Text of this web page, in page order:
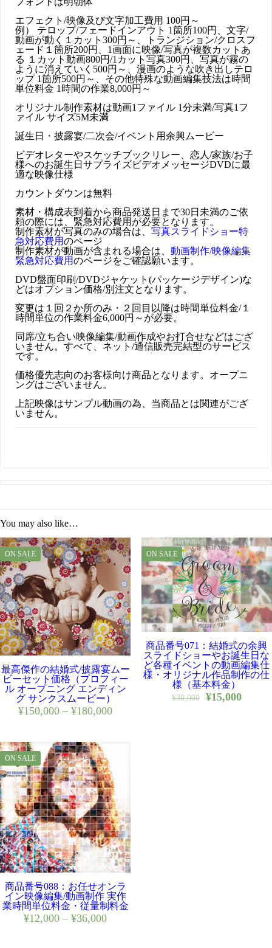
エフェクト/映像及び文字加工費用 100円～
例） テロップ/フェードインアウト 1箇所100円、文字/
動画が動く１カット300円～、トランジション/クロスフ
ェード１箇所200円、1画面に映像/写真が複数カットあ
る １カット動画800円/1カット写真300円、写真が霧の
ように消えていく500円～、漫画のような吹き出しテロ
ップ 1箇所500円～、その他特殊な動画編集技法は時間
単位料金 1時間の作業8,000円～
オリジナル制作素材は動画1ファイル 1分未満/写真1フ
ァイル サイズ5M未満
誕生日・披露宴/二次会/イベント用余興ムービー
ビデオレターやスケッチブックリレー、恋人/家族/お子
様へのお誕生日サプライズビデオメッセージDVDに最
適な映像仕様
カウントダウンは無料
素材・構成表到着から商品発送日まで30日未満のご依
頼の際には、緊急対応費用が必要となります。
制作素材が写真のみの場合は、写真スライドショー特
急対応費用のページ
制作素材が動画が含まれる場合は、動画制作/映像編集
緊急対応費用のページをご確認願います。
DVD盤面印刷/DVDジャケット(パッケージデザイン)な
どはオプション価格/別注文となります。
変更は１回２か所のみ・２回目以降は時間単位料金/１
時間単位の作業料金6,000円～が必要。
同席/立ち合い映像編集/動画作成やお打合せなどはござ
いません。すべて、ネット/通信販売完結型のサービス
です。
価格優先志向のお客様向け商品となります。オープニ
ングはございません。
上記映像はサンプル動画の為、当商品とは関連がござ
いません。
You may also like…
ON SALE
最高傑作の結婚式/披露宴ムー
ビーセット価格（プロフィー
ル オープニング エンディン
グ サンクスムービー）
¥150,000 –¥180,000
ON SALE
商品番号071：結婚式の余興
スライドショーやお誕生日な
ど各種イベントの動画編集仕
様・オリジナル作品制作の仕
様（基本料金）
¥30,000 ¥15,000
ON SALE
商品番号088：お任せオンラ
イン映像編集/動画制作 実作
業時間単位料金・従量制料金
¥12,000 –¥36,000